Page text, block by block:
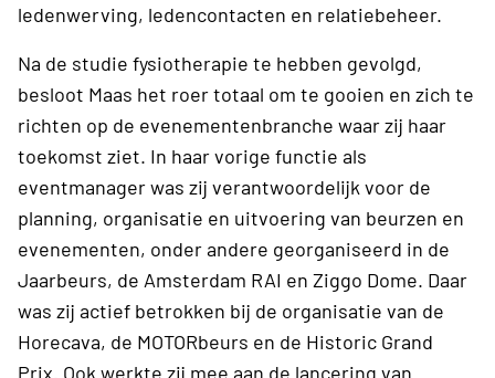
ledenwerving, ledencontacten en relatiebeheer.
Na de studie fysiotherapie te hebben gevolgd,
besloot Maas het roer totaal om te gooien en zich te
richten op de evenementenbranche waar zij haar
toekomst ziet. In haar vorige functie als
eventmanager was zij verantwoordelijk voor de
planning, organisatie en uitvoering van beurzen en
evenementen, onder andere georganiseerd in de
Jaarbeurs, de Amsterdam RAI en Ziggo Dome. Daar
was zij actief betrokken bij de organisatie van de
Horecava, de MOTORbeurs en de Historic Grand
Prix. Ook werkte zij mee aan de lancering van